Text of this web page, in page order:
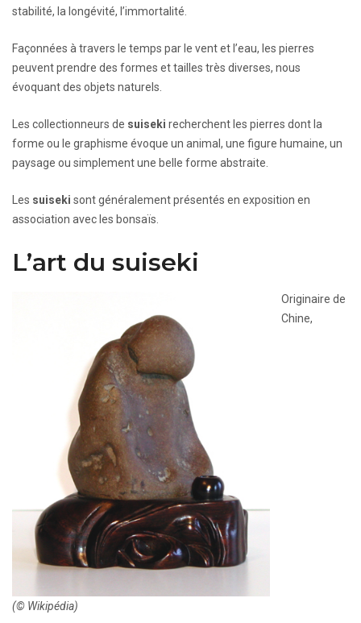
stabilité, la longévité, l’immortalité.
Façonnées à travers le temps par le vent et l’eau, les pierres
peuvent prendre des formes et tailles très diverses, nous
évoquant des objets naturels.
Les collectionneurs de suiseki recherchent les pierres dont la
forme ou le graphisme évoque un animal, une figure humaine, un
paysage ou simplement une belle forme abstraite.
Les suiseki sont généralement présentés en exposition en
association avec les bonsaïs.
L’art du suiseki
(© Wikipédia)
Originaire de
Chine,